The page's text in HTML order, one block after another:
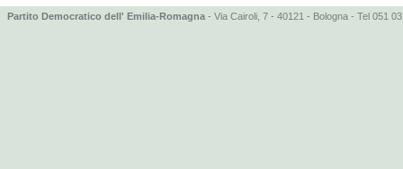
Partito Democratico dell' Emilia-Romagna - Via Cairoli, 7 - 40121 - Bologna - Tel 051